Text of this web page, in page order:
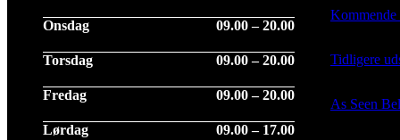
Onsdag 09.00 – 20.00
Torsdag 09.00 – 20.00
Fredag 09.00 – 20.00
Lørdag 09.00 – 17.00
Tidligere
As Seen